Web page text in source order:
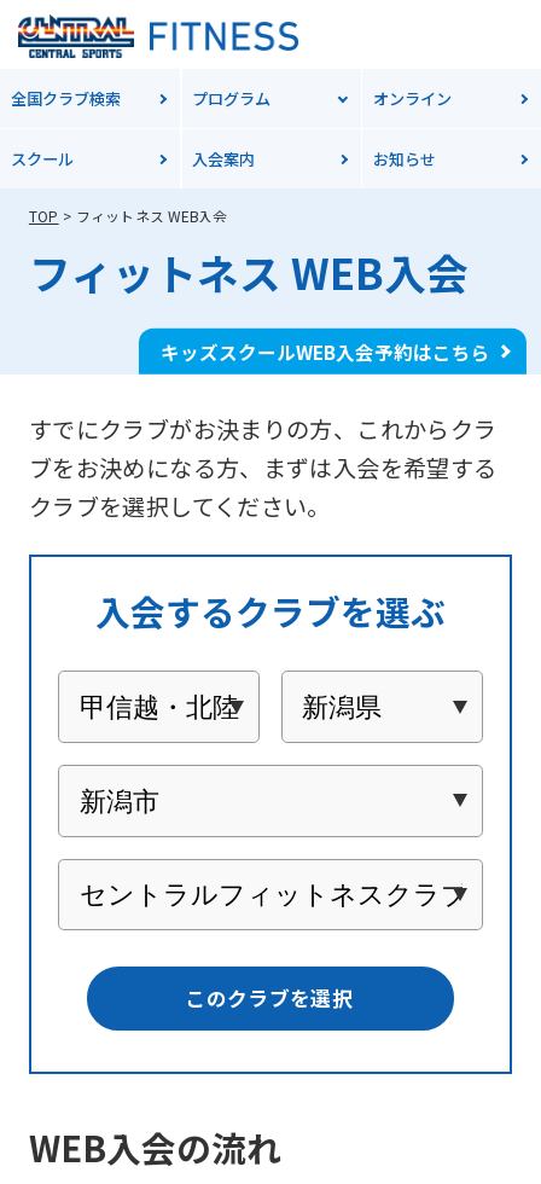
全国クラブ検索 プログラム オンライン
スクール 入会案内 お知らせ
TOP フィットネス WEB入会
フィットネス WEB入会
キッズスクールWEB入会予約はこちら
すでにクラブがお決まりの方、これからクラ
ブをお決めになる方、 まずは入会を希望する
クラブを選択してください。
入会するクラブを選ぶ
このクラブを選択
WEB入会の流れ